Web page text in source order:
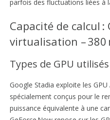
parfois des fluctuations liées à
Capacité de calcul :
virtualisation – 380
Types de GPU utilisés
Google Stadia exploite les GPU
spécialement conçus pour le
puissance équivalente à une